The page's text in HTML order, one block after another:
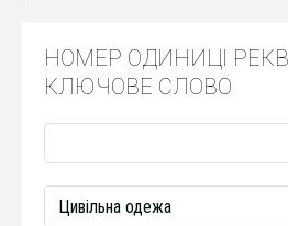
НОМЕР ОДИНИЦІ
КЛЮЧОВЕ СЛОВО